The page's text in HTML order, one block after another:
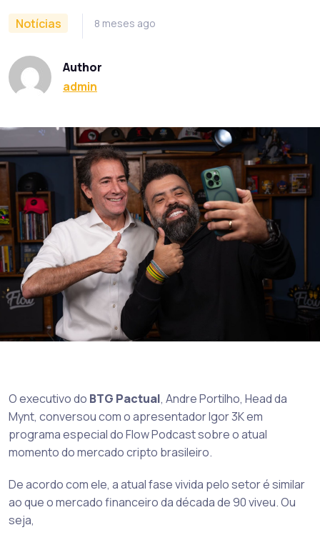
Notícias 8 meses ago
Author
admin
O executivo do BTG Pactual, Andre Portilho, Head da
Mynt, conversou com o apresentador Igor 3K em
programa especial do Flow Podcast sobre o atual
momento do mercado cripto brasileiro.
De acordo com ele, a atual fase vivida pelo setor é similar
ao que o mercado financeiro da década de 90 viveu. Ou
seja,